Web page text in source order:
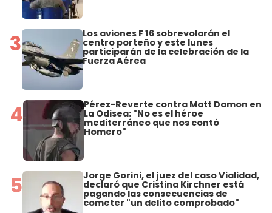
3 Los aviones F 16 sobrevolarán el
centro porteño y este lunes
participarán de la celebración de la
Fuerza Aérea
4 Pérez-Reverte contra Matt Damon en
La Odisea: "No es el héroe
mediterráneo que nos contó
Homero"
5 Jorge Gorini, el juez del caso Vialidad,
declaró que Cristina Kirchner está
pagando las consecuencias de
cometer "un delito comprobado"